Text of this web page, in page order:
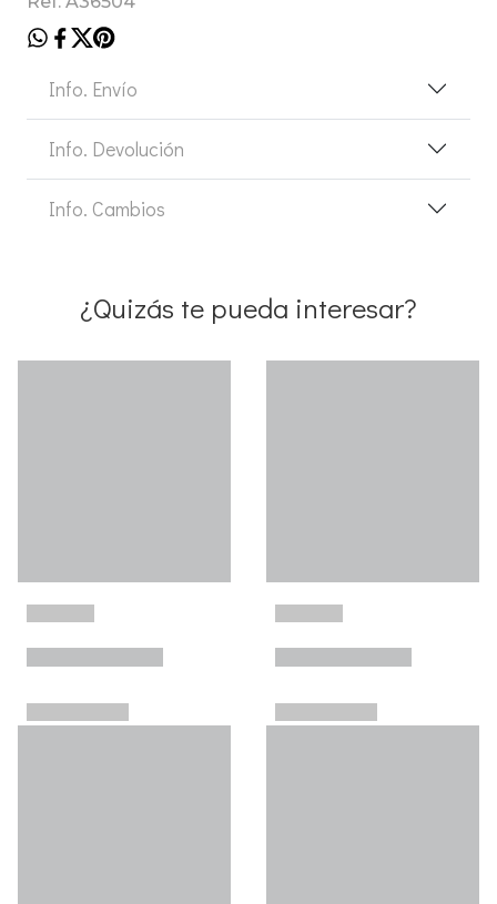
Info. Envío
Info. Devolución
Info. Cambios
¿Quizás te pueda interesar?